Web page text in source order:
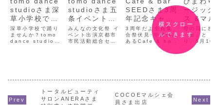
studioさま深
草小学校で踊
りませんか？
ステージイベ
ント開催
深草小学校で踊り
ませんか？tomo
dance studio
催されます。11月
100円商店街イベ
ント内の深草小学
studioさま五
条イベント出
演
みんなの文化祭 イ
ベント出演京都市
市民活動総合セン
tomo dance
ーム rainbow
paradiseさまが
SEEDさま3周
年記念キャン
ペーン開催！
3周年だよ全員集
合祭伏見･中書島に
あるCafe & bar
SEEDさまが3周
年記念のキャンペ
SEEDさんの店内
び、普段なかなか
ージック
ス &マル
開催
母の日に感
「命」と「
り」5月10
（日）、京
所前広場に
ベントは、
さ」や「人
横スクロー
ルできます
トータルビューティ
サロンANERAさま
COCOEマルシェ会
員さま出店